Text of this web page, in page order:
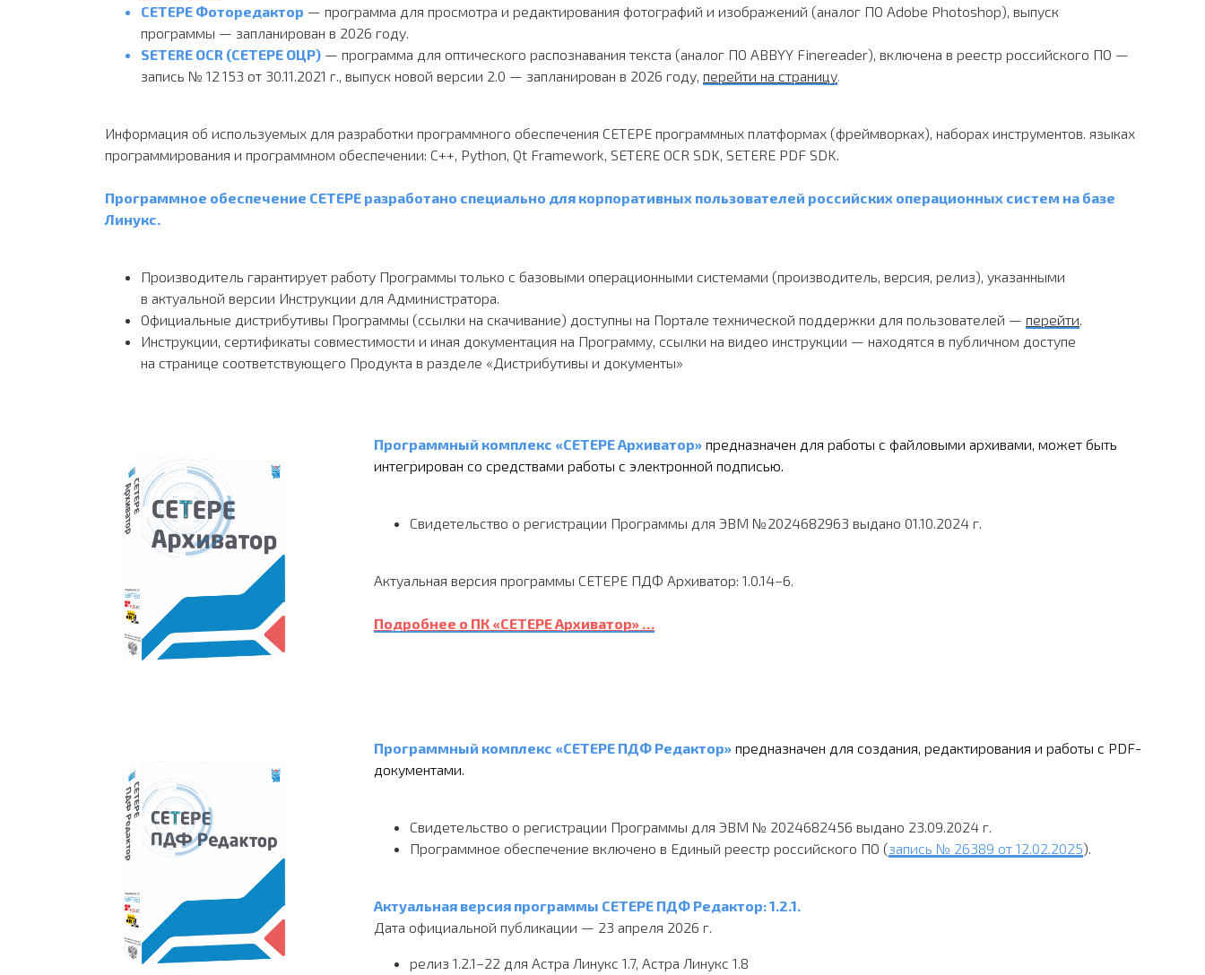
СЕТЕРЕ Фоторедактор — программа для просмотра и редактирования фотографий и изображений (аналог ПО Adobe Photoshop), выпуск
программы — запланирован в 2026 году.
SETERE OCR (СЕТЕРЕ ОЦР) — программа для оптического распознавания текста (аналог ПО ABBYY Finereader), включена в реестр российского ПО —
запись № 12 153 от 30.11.2021 г., выпуск новой версии 2.0 — запланирован в 2026 году, перейти на страницу.
Информация об используемых для разработки программного обеспечения СЕТЕРЕ программных платформах (фреймворках), наборах инструментов. языках
программирования и программном обеспечении: С++, Python, Qt Framework, SETERE OCR SDK, SETERE PDF SDK.
Программное обеспечение СЕТЕРЕ разработано специально для корпоративных пользователей российских операционных систем на базе
Линукс.
Производитель гарантирует работу Программы только с базовыми операционными системами (производитель, версия, релиз), указанными
в актуальной версии Инструкции для Администратора.
Официальные дистрибутивы Программы (ссылки на скачивание) доступны на Портале технической поддержки для пользователей — перейти.
Инструкции, сертификаты совместимости и иная документация на Программу, ссылки на видео инструкции — находятся в публичном доступе
на странице соответствующего Продукта в разделе «Дистрибутивы и документы»
Программный комплекс «СЕТЕРЕ Архиватор» предназначен для работы с файловыми архивами, может быть
интегрирован со средствами работы с электронной подписью.
Свидетельство о регистрации Программы для ЭВМ №2024682963 выдано 01.10.2024 г.
Актуальная версия программы СЕТЕРЕ ПДФ Архиватор: 1.0.14−6.
Подробнее о ПК «СЕТЕРЕ Архиватор» …
Программный комплекс «СЕТЕРЕ ПДФ Редактор» предназначен для создания, редактирования и работы с PDF-
документами.
Свидетельство о регистрации Программы для ЭВМ № 2024682456 выдано 23.09.2024 г.
Программное обеспечение включено в Единый реестр российского ПО (запись № 26389 от 12.02.2025).
Актуальная версия программы СЕТЕРЕ ПДФ Редактор: 1.2.1.
Дата официальной публикации — 23 апреля 2026 г.
релиз 1.2.1−22 для Астра Линукс 1.7, Астра Линукс 1.8